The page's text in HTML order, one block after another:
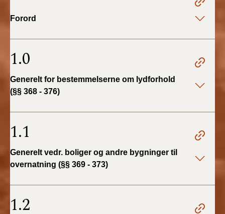
BR18 (1/1 - 30/6
BR18 (1/1-29/6
BR18 (10/3-30/6
Forord
1.0
Generelt for bestemmelserne om lydforhold
(§§ 368 - 376)
1.1
Generelt vedr. boliger og andre bygninger til
overnatning (§§ 369 - 373)
1.2